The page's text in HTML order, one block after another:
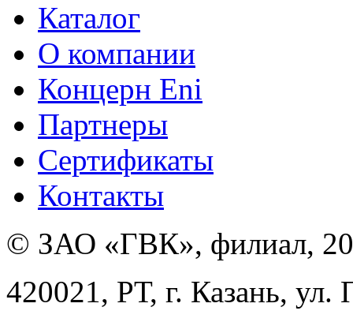
Каталог
О компании
Концерн Eni
Партнеры
Сертификаты
Контакты
© ЗАО «ГВК», филиал,
420021, РТ, г. Казань,